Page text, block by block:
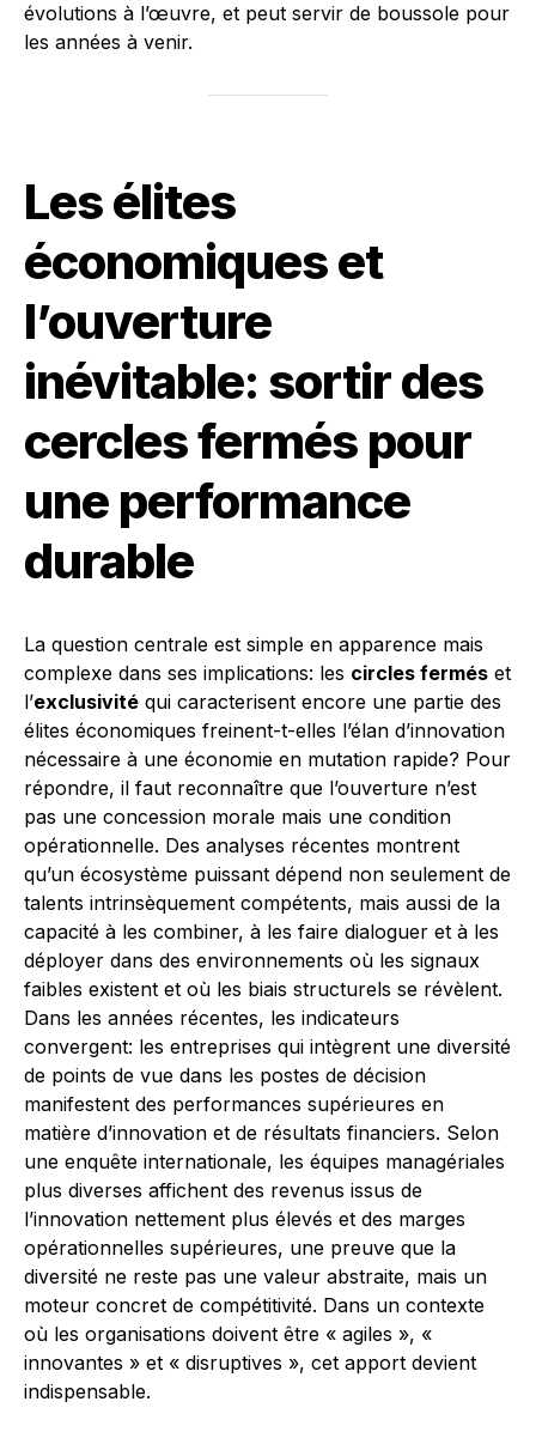
évolutions à l’œuvre, et peut servir de boussole pour
les années à venir.
Les élites
économiques et
l’ouverture
inévitable: sortir des
cercles fermés pour
une performance
durable
La question centrale est simple en apparence mais
complexe dans ses implications: les circles fermés et
l’exclusivité qui caracterisent encore une partie des
élites économiques freinent-t-elles l’élan d’innovation
nécessaire à une économie en mutation rapide? Pour
répondre, il faut reconnaître que l’ouverture n’est
pas une concession morale mais une condition
opérationnelle. Des analyses récentes montrent
qu’un écosystème puissant dépend non seulement de
talents intrinsèquement compétents, mais aussi de la
capacité à les combiner, à les faire dialoguer et à les
déployer dans des environnements où les signaux
faibles existent et où les biais structurels se révèlent.
Dans les années récentes, les indicateurs
convergent: les entreprises qui intègrent une diversité
de points de vue dans les postes de décision
manifestent des performances supérieures en
matière d’innovation et de résultats financiers. Selon
une enquête internationale, les équipes managériales
plus diverses affichent des revenus issus de
l’innovation nettement plus élevés et des marges
opérationnelles supérieures, une preuve que la
diversité ne reste pas une valeur abstraite, mais un
moteur concret de compétitivité. Dans un contexte
où les organisations doivent être « agiles », «
innovantes » et « disruptives », cet apport devient
indispensable.